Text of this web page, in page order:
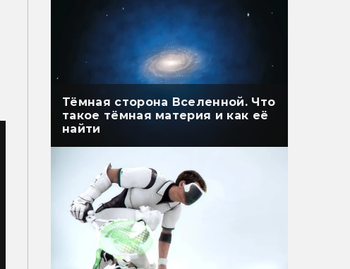
Тёмная сторона Вселенной. Что
такое тёмная материя и как её
найти